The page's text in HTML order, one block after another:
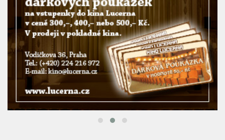
Vyhrajte balíčky oblíbených produktů FIT.